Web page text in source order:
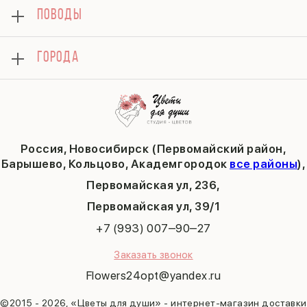
Россия, Новосибирск (Первомайский район,
Барышево, Кольцово, Академгородок все районы),
Первомайская ул, 236,
​Первомайская ул, 39/1
+7 (993) 007‒90‒27
Заказать звонок
Flowers24opt@yandex.ru
©2015 - 2026, «Цветы для души» - интернет-магазин доставки
Вопросы и ответы
Политика конфиденциальности
Публичная оферта
Подарки
Хризантемы
Комбо-предложения
Тюльпаны
14 февраля
День матери
1 сентября
День учителя
Пасха
9 мая
ПОВОДЫ
ГОРОДА